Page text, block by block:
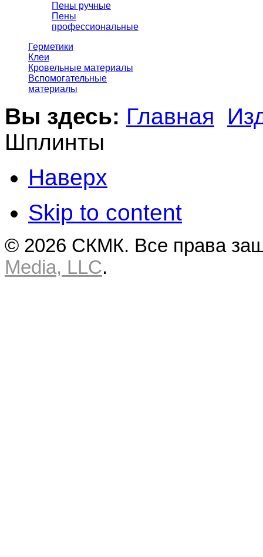
Пены ручные
Пены
профессиональные
Герметики
Клеи
Кровельные материалы
Вспомогательные
материалы
Вы здесь: Главная
Шплинты
Наверх
Skip to content
© 2026 СКМК. Все права
Media, LLC.